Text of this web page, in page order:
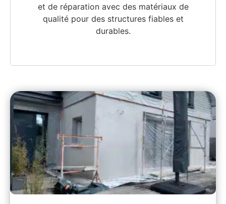
et de réparation avec des matériaux de
qualité pour des structures fiables et
durables.